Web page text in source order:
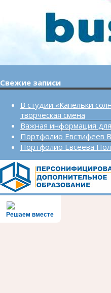
Свежие записи
В студии «Капельки
творческая смена
Важная информация
Портфолио Евстифеев
Портфолио Евсеева
Решаем вместе